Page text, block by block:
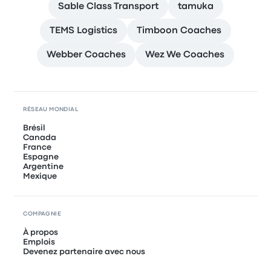
Sable Class Transport tamuka
TEMS Logistics Timboon Coaches
Webber Coaches Wez We Coaches
RÉSEAU MONDIAL
Brésil
Canada
France
Espagne
Argentine
Mexique
COMPAGNIE
À propos
Emplois
Devenez partenaire avec nous